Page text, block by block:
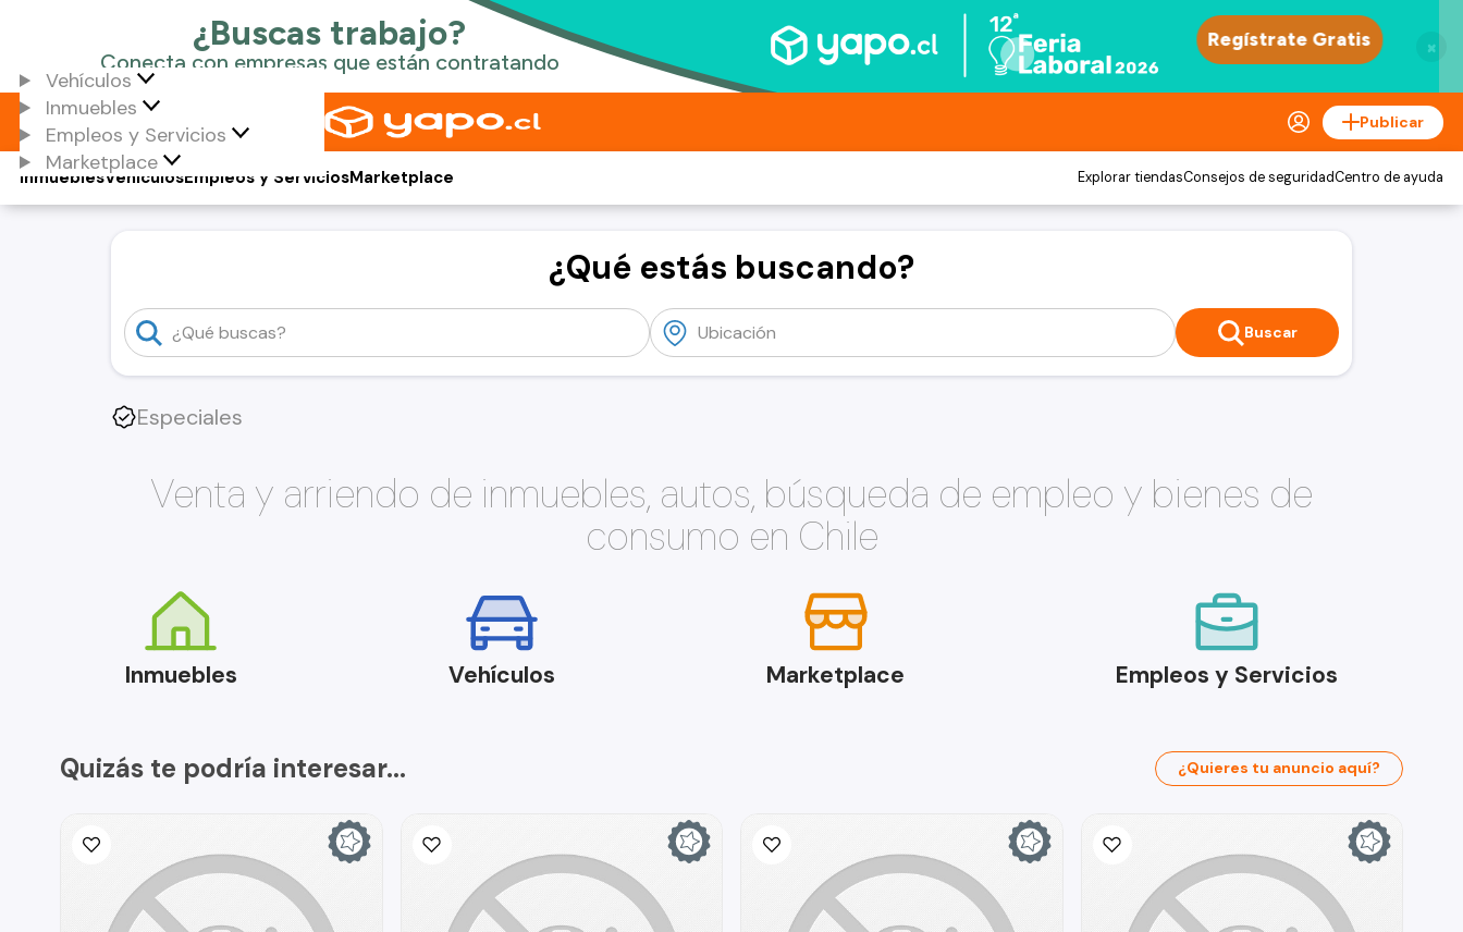
×
Vehículos
Inmuebles
Empleos y Servicios
Marketplace
Publicar
Vehículos
Inmuebles Empleos y ServiciosMarketplace Explorar tiendasConsejos de seguridadCentro de ayuda
¿Qué estás buscando?
Buscar
Especiales
Venta y arriendo de inmuebles, autos, búsqueda de empleo y bienes de
consumo en Chile
Inmuebles Vehículos Marketplace Empleos y Servicios
Quizás te podría interesar... ¿Quieres tu anuncio aquí?